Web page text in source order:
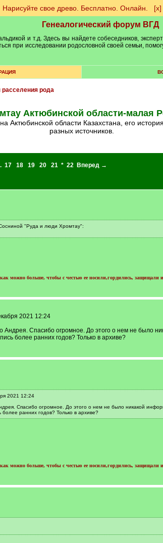
Нарисуйте свое древо. Бесплатно. Онлайн. [х]
Генеалогический форум ВГД
и т.д. Здесь вы найдете собеседников,
при исследовании родословной своей семьи,
расселения рода
Актюбинской области-малая
разных источников.
17 18 19 20 21 * 22
Вперед →
"Руда и люди Хромтау":
можно больше, чтобы с честью ее носили,гордились, защищали
2021 12:24
Андрея. Спасибо огромное. До этого о нем не было
более ранних годов? Только в архиве?
2021 12:24
Спасибо огромное. До этого о нем не было никакой
ранних годов? Только в архиве?
можно больше, чтобы с честью ее носили,гордились, защищали